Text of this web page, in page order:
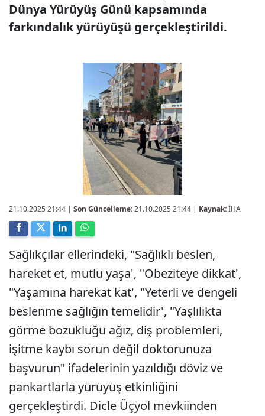
Dünya Yürüyüş Günü kapsamında
farkındalık yürüyüşü gerçekleştirildi.
21.10.2025 21:44 | Son Güncelleme:21.10.2025 21:44 | Kaynak:İHA
Sağlıkçılar ellerindeki, "Sağlıklı beslen,
hareket et, mutlu yaşa', "Obeziteye dikkat',
"Yaşamına harekat kat', "Yeterli ve dengeli
beslenme sağlığın temelidir', "Yaşlılıkta
görme bozukluğu ağız, diş problemleri,
işitme kaybı sorun değil doktorunuza
başvurun" ifadelerinin yazıldığı döviz ve
pankartlarla yürüyüş etkinliğini
gerçekleştirdi. Dicle Üçyol mevkiinden